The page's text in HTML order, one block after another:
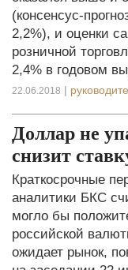
(консенсус-
2,2%), и оценки
розничной
2,4% в годовом
22.06.2018 |
Доллар не
снизит
Краткосрочные
аналитики БКС
могло бы
российской
ожидает рынок,